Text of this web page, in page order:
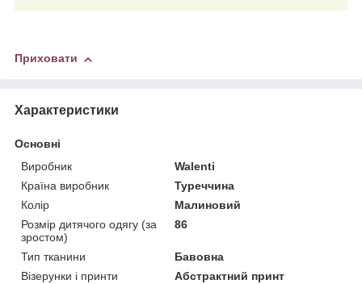
Приховати
Характеристики
Основні
Виробник
Walenti
Країна виробник
Туреччина
Колір
Малиновий
Розмір дитячого одягу (за
зростом)
86
Тип тканини
Бавовна
Візерунки і принти
Абстрактний принт